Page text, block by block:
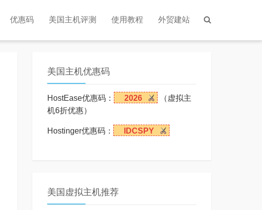
优惠码 美国主机评测 使用教程 外贸建站
美国主机优惠码
HostEase优惠码： 2026
（虚拟主
机6折优惠）
Hostinger优惠码： IDCSPY
美国虚拟主机推荐